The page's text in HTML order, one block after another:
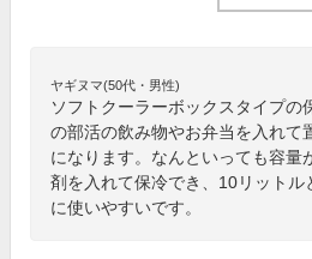
ヤギヌマ(50代・男性)
ソフトクーラーボックスタイプの
の部活の飲み物やお弁当を入れて
になります。なんといっても容量
剤を入れて保冷でき、10リットル
に使いやすいです。